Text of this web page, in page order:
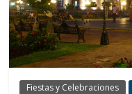
Fiestas y Celebraciones